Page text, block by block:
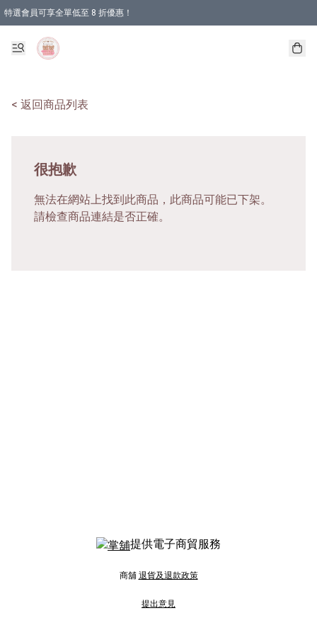
特選會員可享全單低至 8 折優惠！
< 返回商品列表
很抱歉
無法在網站上找到此商品，此商品可能已下架。
請檢查商品連結是否正確。
提供電子商貿服務
商舖 退貨及退款政策
提出意見